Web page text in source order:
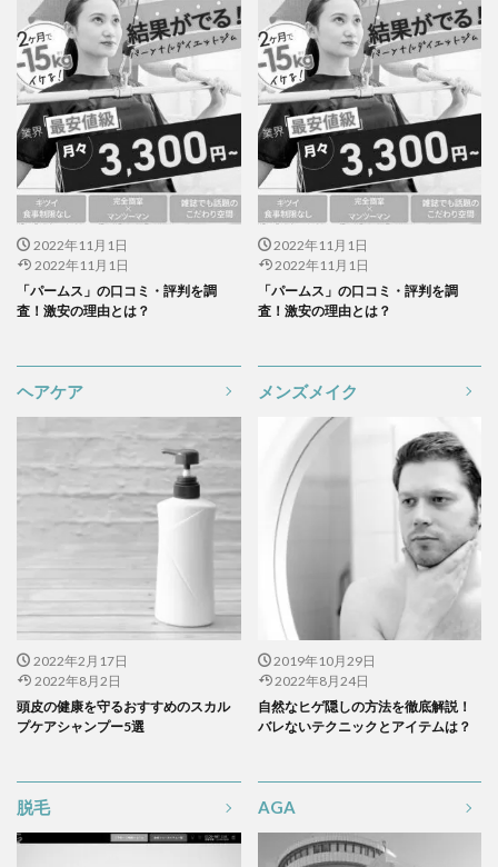
2022年11月1日
2022年11月1日
「パームス」の口コミ・評判を調
査！激安の理由とは？
2022年11月1日
2022年11月1日
「パームス」の口コミ・評判を調
査！激安の理由とは？
ヘアケア
2022年2月17日
2022年8月2日
頭皮の健康を守るおすすめのスカル
プケアシャンプー5選
メンズメイク
2019年10月29日
2022年8月24日
自然なヒゲ隠しの方法を徹底解説！
バレないテクニックとアイテムは？
脱毛 AGA